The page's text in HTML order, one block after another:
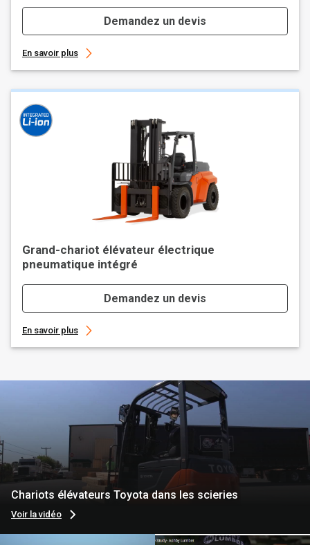
Demandez un devis
En savoir plus
Grand-chariot élévateur électrique
pneumatique intégré
Demandez un devis
En savoir plus
Chariots élévateurs Toyota dans les scieries
Voir la vidéo